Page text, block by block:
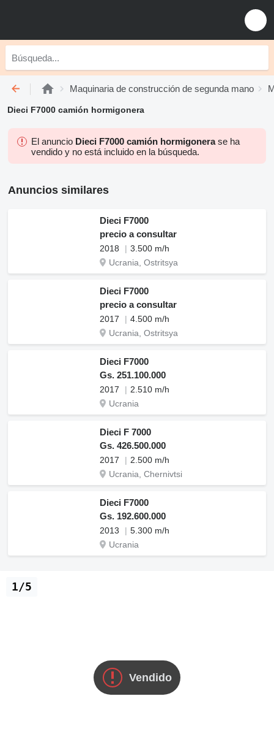
Maquinaria de construcción de segunda mano
Dieci F7000 camión hormigonera
El anuncio Dieci F7000 camión hormigonerase ha
vendido y no está incluido en la búsqueda.
Anuncios similares
Dieci F7000
precio a consultar
2018
3.500 m/h
Ucrania, Ostritsya
Dieci F7000
precio a consultar
2017
4.500 m/h
Ucrania, Ostritsya
Dieci F7000
Gs. 251.100.000
2017
2.510 m/h
Ucrania
Dieci F 7000
Gs. 426.500.000
2017
2.500 m/h
Ucrania, Chernivtsi
Dieci F7000
Gs. 192.600.000
2013
5.300 m/h
Ucrania
Vendido
1/5